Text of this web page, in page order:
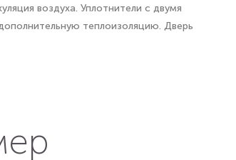
воздуха. Уплотнители с двумя
теплоизоляцию. Дверь